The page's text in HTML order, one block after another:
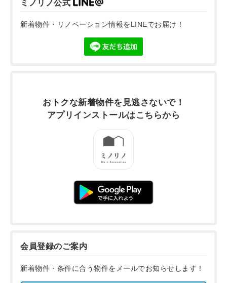
ミノリノ公式
新着物件・リノベーション情報をLINEでお届け！
おトクな新着物件を 見逃さないで！
アプリインストールはこちらから
会員登録のご案内
新着物件・条件に合う物件をメールでお知らせします！